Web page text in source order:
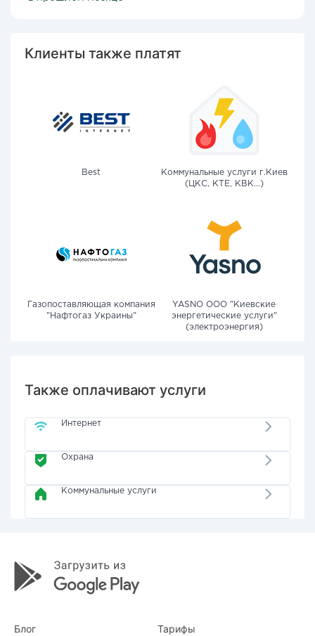
Клиенты также платят
Best
Коммунальные услуги г.Киев
(ЦКС, КТЕ, КВК...)
Газопоставляющая компания
"Нафтогаз Украины"
YASNO OOO "Киевские
энергетические услуги"
(электроэнергия)
Также оплачивают услуги
Интернет
Охрана
Коммунальные услуги
Блог Тарифы